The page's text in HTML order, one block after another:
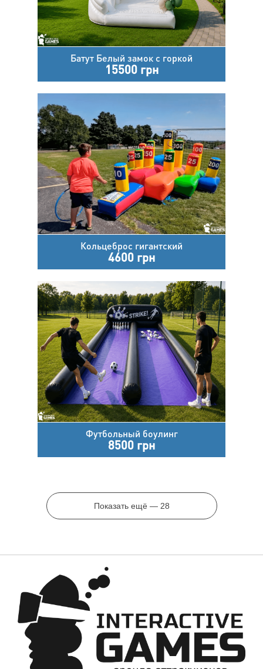
Батут Белый замок с горкой
15500 грн
Кольцеброс гигантский
4600 грн
Футбольный боулинг
8500 грн
Показать ещё — 28